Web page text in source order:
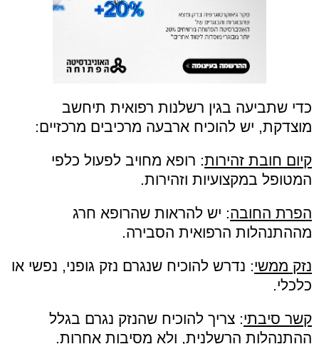
כדי שתביעה בגין רשלנות רפואית תיחשב
מוצדקת, יש להוכיח ארבעה מרכיבים מרכזיים:
קיום חובת זהירות: רופא מחויב לפעול כלפי
המטופל במקצועיות וזהירות.
הפרת החובה: יש להראות שהרופא חרג
מההתנהלות הרפואית הסבירה.
נזק ממשי: נדרש להוכיח שנגרם נזק גופני, נפשי או
כלכלי.
קשר סיבתי: צריך להוכיח שהנזק נגרם בגלל
ההתנהלות הרשלנית, ולא מסיבות אחרות.